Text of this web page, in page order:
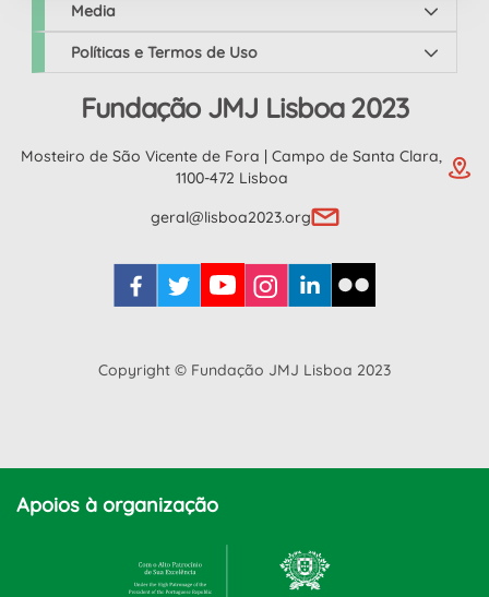
Media
Políticas e Termos de Uso
Fundação JMJ Lisboa 2023
Mosteiro de São Vicente de Fora | Campo de Santa Clara,
1100-472 Lisboa
geral@lisboa2023.org
Copyright © Fundação JMJ Lisboa 2023
Apoios à organização